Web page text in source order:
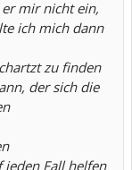
mir nicht ein,
ich mich dann
zu finden
der sich die
Fall helfen